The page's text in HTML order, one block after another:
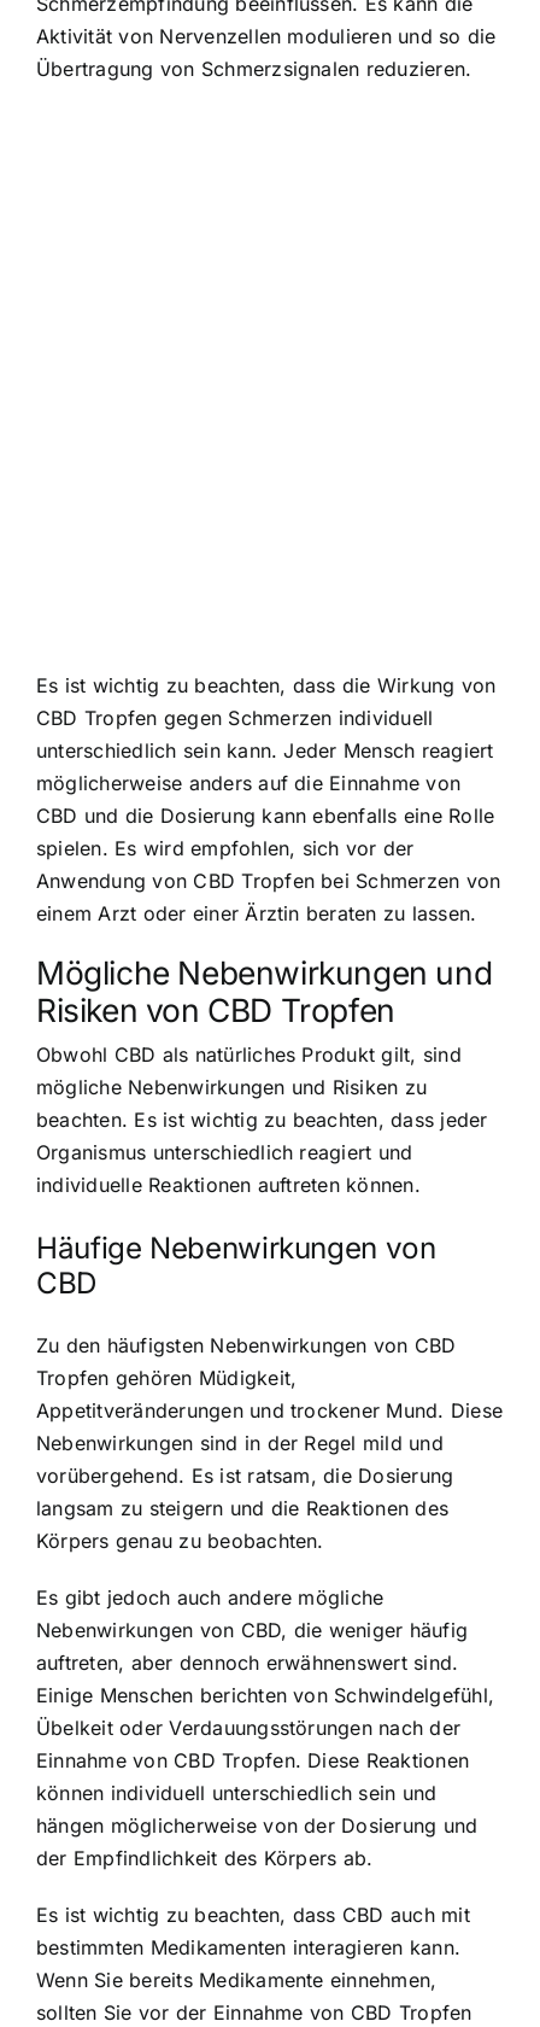
Aktivität von Nervenzellen modulieren und so die
Übertragung von Schmerzsignalen reduzieren.
Es ist wichtig zu beachten, dass die Wirkung von
CBD Tropfen gegen Schmerzen individuell
unterschiedlich sein kann. Jeder Mensch reagiert
möglicherweise anders auf die Einnahme von
CBD und die Dosierung kann ebenfalls eine Rolle
spielen. Es wird empfohlen, sich vor der
Anwendung von CBD Tropfen bei Schmerzen von
einem Arzt oder einer Ärztin beraten zu lassen.
Mögliche Nebenwirkungen und
Risiken von CBD Tropfen
Obwohl CBD als natürliches Produkt gilt, sind
mögliche Nebenwirkungen und Risiken zu
beachten. Es ist wichtig zu beachten, dass jeder
Organismus unterschiedlich reagiert und
individuelle Reaktionen auftreten können.
Häufige Nebenwirkungen von
CBD
Zu den häufigsten Nebenwirkungen von CBD
Tropfen gehören Müdigkeit,
Appetitveränderungen und trockener Mund. Diese
Nebenwirkungen sind in der Regel mild und
vorübergehend. Es ist ratsam, die Dosierung
langsam zu steigern und die Reaktionen des
Körpers genau zu beobachten.
Es gibt jedoch auch andere mögliche
Nebenwirkungen von CBD, die weniger häufig
auftreten, aber dennoch erwähnenswert sind.
Einige Menschen berichten von Schwindelgefühl,
Übelkeit oder Verdauungsstörungen nach der
Einnahme von CBD Tropfen. Diese Reaktionen
können individuell unterschiedlich sein und
hängen möglicherweise von der Dosierung und
der Empfindlichkeit des Körpers ab.
Es ist wichtig zu beachten, dass CBD auch mit
bestimmten Medikamenten interagieren kann.
Wenn Sie bereits Medikamente einnehmen,
sollten Sie vor der Einnahme von CBD Tropfen